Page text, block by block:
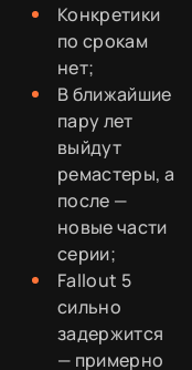
Конкретики
по срокам
нет;
В ближайшие
пару лет
выйдут
ремастеры, а
после —
новые части
серии;
Fallout 5
сильно
задержится
— примерно